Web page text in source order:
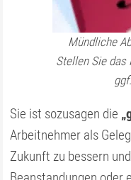
Mündliche
Stellen Sie das
Sie ist sozusagen die
Arbeitnehmer als
Zukunft zu bessern